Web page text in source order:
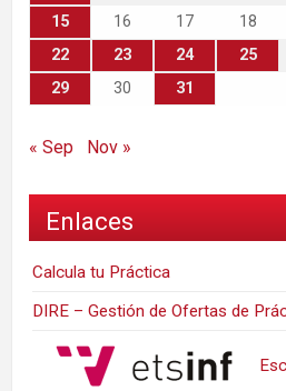
15
16 17 18
22
23 24 25
29
30 31
« Sep Nov »
Enlaces
Calcula tu Práctica
DIRE – Gestión de Ofertas de